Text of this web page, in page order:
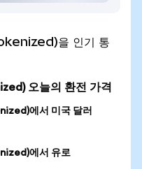
을 인기 통
오늘의 환전 가격
에서 미국 달러
에서 유로